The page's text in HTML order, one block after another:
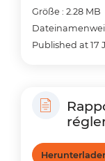
Größe : 2.28 MB
Published at 17